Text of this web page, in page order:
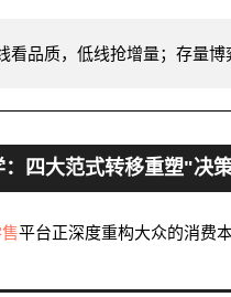
看品质，低线抢增量；存量博
：四大范式转移重塑"决
平台正深度重构大众的消费